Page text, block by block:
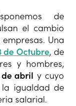
de
el cambio
Una
de Octubre, de
y hombres,
abril y cuyo
igualdad de
salarial.